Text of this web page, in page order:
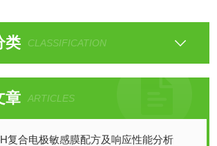
类 CLASSIFICATION
章 ARTICLES
复合电极敏感膜配方及响应性能分析